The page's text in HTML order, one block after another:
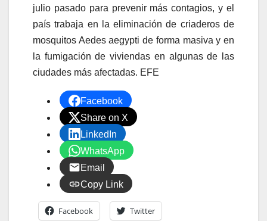
julio pasado para prevenir más contagios, y el
país trabaja en la eliminación de criaderos de
mosquitos Aedes aegypti de forma masiva y en
la fumigación de viviendas en algunas de las
ciudades más afectadas. EFE
Facebook
Share on X
LinkedIn
WhatsApp
Email
Copy Link
Facebook Twitter